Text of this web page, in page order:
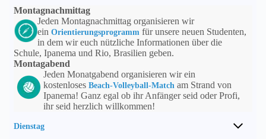
Montagnachmittag
Jeden Montagnachmittag organisieren wir
einOrientierungsprogramm für unsere neuen Studenten,
in dem wir euch nützliche Informationen über die
Schule, Ipanema und Rio, Brasilien geben.
Montagabend
Jeden Monatgabend organisieren wir ein
kostenlosesBeach-Volleyball-Match am Strand von
Ipanema! Ganz egal ob ihr Anfänger seid oder Profi,
ihr seid herzlich willkommen!
Dienstag